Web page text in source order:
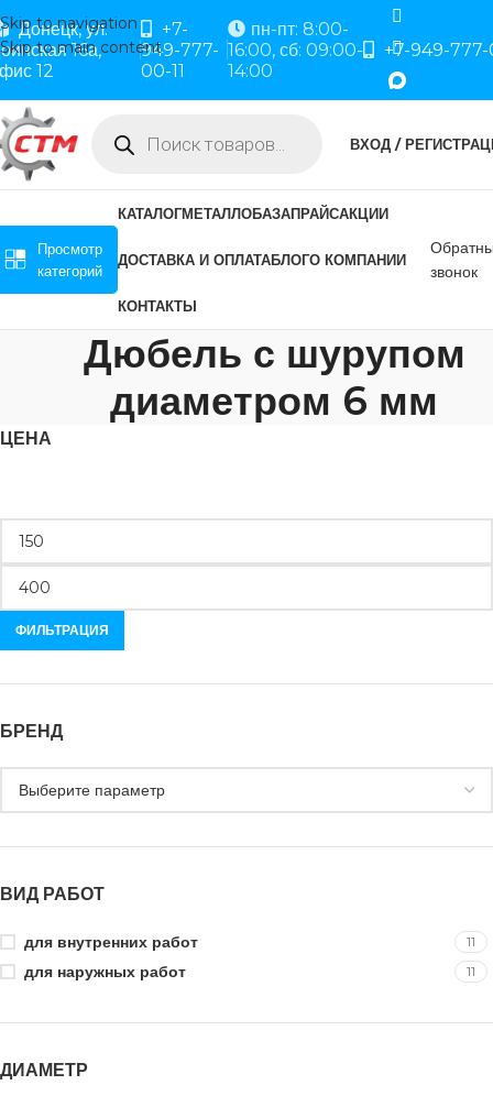
Skip to navigation
Skip to main content
Донецк, ул.
16а,
12
+7-
949-777-
00-11
пн-пт: 8:00-
16:00, сб: 09:00-
14:00
+7-949-777-
ВХОД /
Просмотр
категорий
КАТАЛОГМЕТАЛЛОБАЗАПРАЙСАКЦИИ
ДОСТАВКА И ОПЛАТАБЛОГО КОМПАНИИ
КОНТАКТЫ
звонок
Дюбель с шурупом
диаметром 6 мм
ЦЕНА
ФИЛЬТРАЦИЯ
БРЕНД
ВИД РАБОТ
для внутренних работ 11
для наружных работ 11
ДИАМЕТР